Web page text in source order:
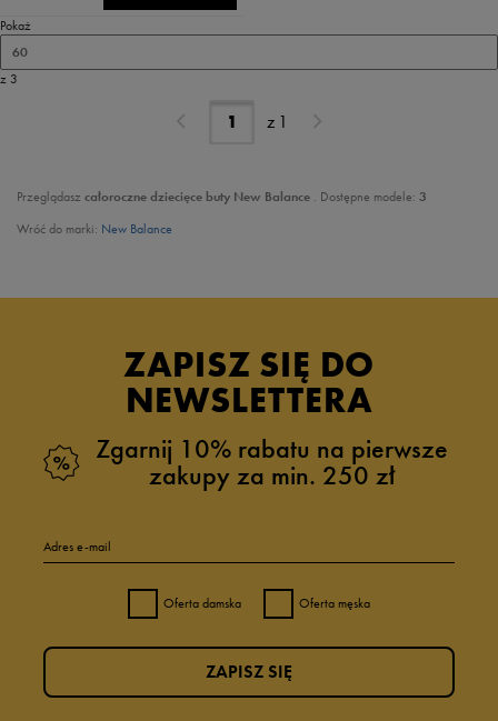
Pokaż
60
z 3
z 1
Przeglądasz całoroczne dziecięce buty New Balance . Dostępne modele: 3
Wróć do marki: New Balance
ZAPISZ SIĘ DO
NEWSLETTERA
Zgarnij 10% rabatu na pierwsze
zakupy za min. 250 zł
Adres e-mail
Oferta damska Oferta męska
ZAPISZ SIĘ